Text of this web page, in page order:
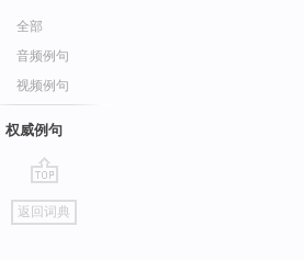
全部
音频例句
视频例句
权威例句
go
top
返回词典